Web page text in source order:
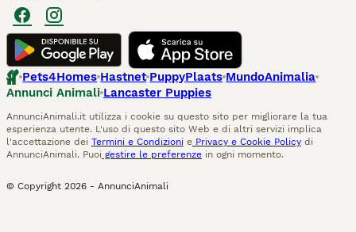
Pets4Homes Hastnet PuppyPlaats MundoAnimalia
Annunci Animali Lancaster Puppies
AnnunciAnimali.it utilizza i cookie su questo sito per migliorare la tua
esperienza utente. L'uso di questo sito Web e di altri servizi implica
l'accettazione dei Termini e Condizioni e Privacy e Cookie Policy di
AnnunciAnimali. Puoi gestire le preferenze in ogni momento.
© Copyright 2026 - AnnunciAnimali